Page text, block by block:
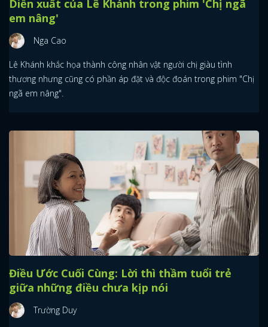
Diễn xuất của Lê Khánh trong phim 'Chị ngã
em nâng'
Nga Cao
Lê Khánh khắc họa thành công nhân vật người chị giàu tình
thương nhưng cũng có phần áp đặt và độc đoán trong phim "Chị
ngã em nâng".
Điều Ước Cuối Cùng: Lời thì thầm tuổi trẻ
giữa những điều chưa kịp nói
Trường Duy